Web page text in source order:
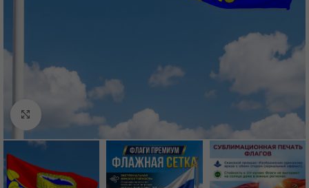
Нажмите, чтобы увеличить